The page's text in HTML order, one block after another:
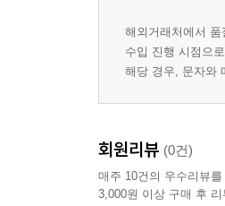
해외거래처에서
수입 진행 시점으
해당 경우, 문자와
회원리뷰 (0건)
매주 10건의 우수리뷰
3,000원 이상 구매 후 리